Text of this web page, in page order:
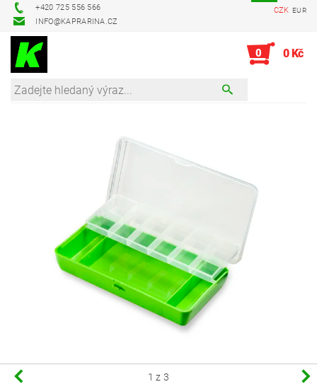
+420 725 556 566
INFO@KAPRARINA.CZ
CZK EUR
0 0 Kč
1 z 3